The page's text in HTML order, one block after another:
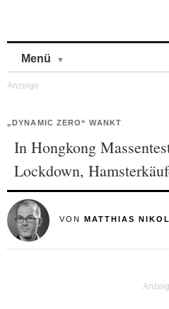
Menü
„DYNAMIC ZERO“ WANKT
In Hongkong
Lockdown,
VON MATTHIAS